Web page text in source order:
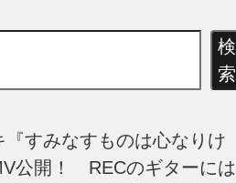
検
索
『すみなすものは心なりけ
公開！ RECのギターには